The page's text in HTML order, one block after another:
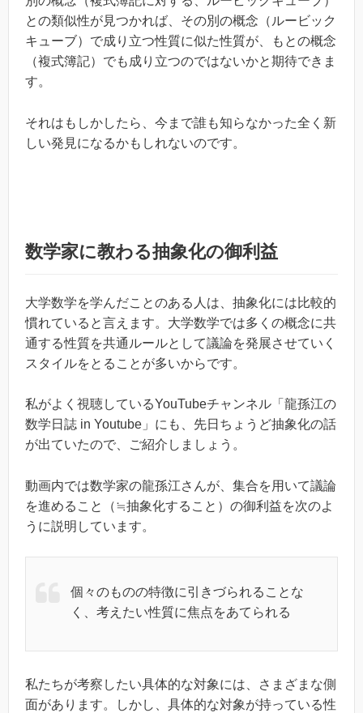
との類似性が見つかれば、その別の概念（ルービック
キューブ）で成り立つ性質に似た性質が、もとの概念
（複式簿記）でも成り立つのではないかと期待できま
す。
それはもしかしたら、今まで誰も知らなかった全く新
しい発見になるかもしれないのです。
数学家に教わる抽象化の御利益
大学数学を学んだことのある人は、抽象化には比較的
慣れていると言えます。大学数学では多くの概念に共
通する性質を共通ルールとして議論を発展させていく
スタイルをとることが多いからです。
私がよく視聴しているYouTubeチャンネル「龍孫江の
数学日誌 in Youtube」にも、先日ちょうど抽象化の話
が出ていたので、ご紹介しましょう。
動画内では数学家の龍孫江さんが、集合を用いて議論
を進めること（≒抽象化すること）の御利益を次のよ
うに説明しています。
個々のものの特徴に引きづられることな
く、考えたい性質に焦点をあてられる
私たちが考察したい具体的な対象には、さまざまな側
面があります。しかし、具体的な対象が持っている性